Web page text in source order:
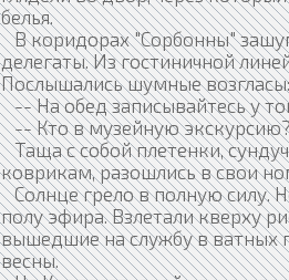
белья.
В коридорах "Сорбонны"
делегаты. Из гостиничной
Послышались шумные возгласы:
-- На обед записывайтесь у
-- Кто в музейную
Таща с собой плетенки,
коврикам, разошлись в свои
Солнце грело в полную силу.
полу эфира. Взлетали кверху
вышедшие на службу в ватных
весны.